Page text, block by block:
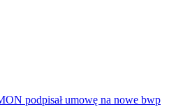
podpisał umowę na nowe bwp